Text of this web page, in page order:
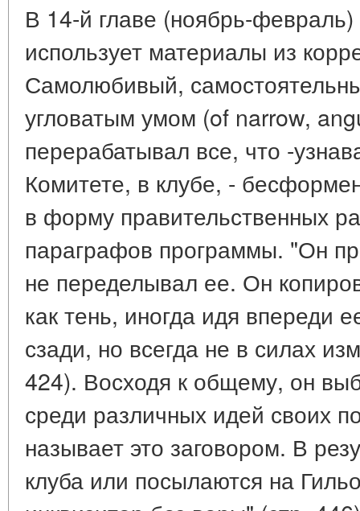
В 14-й главе (ноябрь-
использует материалы из
Самолюбивый,
угловатым умом (of narrow,
перерабатывал все, что -
Комитете, в клубе, -
в форму правительственных
параграфов программы. "Он
не переделывал ее. Он
как тень, иногда идя впереди
сзади, но всегда не в силах
424). Восходя к общему, он
среди различных идей своих
называет это заговором. В
клуба или посылаются на